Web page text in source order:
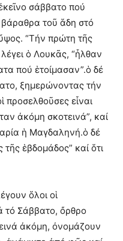
σάββατο πού
βάραθρα τοῦ ἅδη στό
“Τήν πρώτη τῆς
ὁ Λουκᾶς, “ἦλθαν
πού ἑτοίμασαν”.ὁ δέ
ξημερώνοντας τήν
προσελθοῦσες εἶναι
ἀκόμη σκοτεινά”, καί
ἡ Μαγδαληνή.ὁ δέ
ἑβδομάδος” καί ὅτι
ὅλοι οἱ
τό Σάββατο, ὄρθρο
ἀκόμη, ὀνομάζουν